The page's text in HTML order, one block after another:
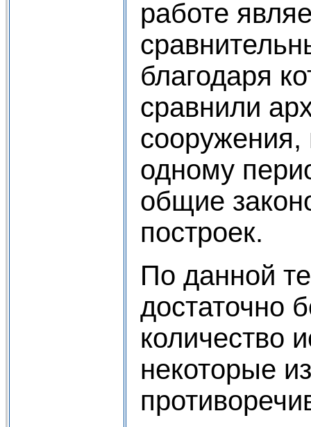
работе
благодаря
сравнили
одному
общие
построек.
По данной
достаточно
количество
некоторые